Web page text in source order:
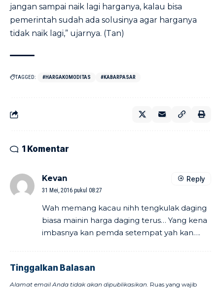
jangan sampai naik lagi harganya, kalau bisa
pemerintah sudah ada solusinya agar harganya
tidak naik lagi,” ujarnya. (Tan)
TAGGED: #HARGAKOMODITAS #KABARPASAR
1 Komentar
Kevan
31 Mei, 2016 pukul 08:27
Wah memang kacau nihh tengkulak daging
biasa mainin harga daging terus… Yang kena
imbasnya kan pemda setempat yah kan….
Reply
Tinggalkan Balasan
Alamat email Anda tidak akan dipublikasikan. Ruas yang wajib